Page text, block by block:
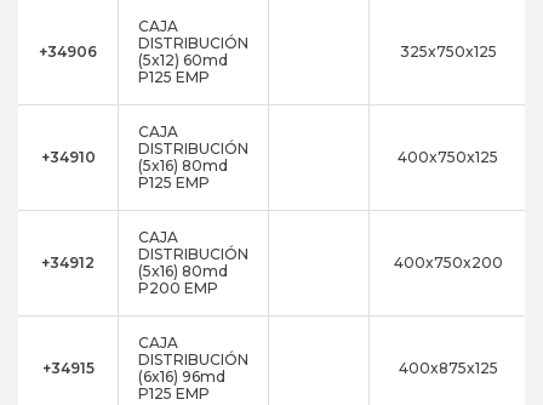
+34906
CAJA
DISTRIBUCIÓN
(5x12) 60md
P125 EMP
325x750x125
+34910
CAJA
DISTRIBUCIÓN
(5x16) 80md
P125 EMP
400x750x125
+34912
CAJA
DISTRIBUCIÓN
(5x16) 80md
P200 EMP
400x750x200
+34915
CAJA
DISTRIBUCIÓN
(6x16) 96md
P125 EMP
400x875x125